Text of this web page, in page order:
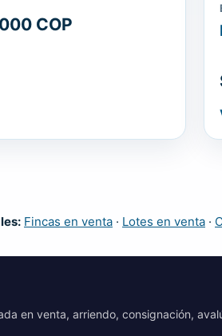
COP
Fincas en venta · Lotes en venta ·
en venta, arriendo, consignación,